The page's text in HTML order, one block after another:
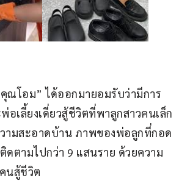
ณโอม” ได้ออกมายอมรับว่ามีการ
อเลี้ยงเดี่ยวสู้ชีวิตที่พาลูกสาวคนเล็ก
ามสะอาดบ้าน ภาพของพ่อลูกที่กอด
ตามไปกว่า 9 แสนราย ด้วยความ
นสู้ชีวิต